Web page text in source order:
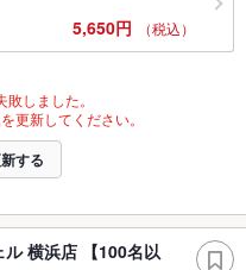
5,650円 （税込）
しました。
更新してください。
する
横浜店 【100名以